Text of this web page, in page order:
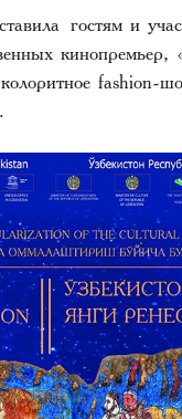
гостям и
кинопремьер,